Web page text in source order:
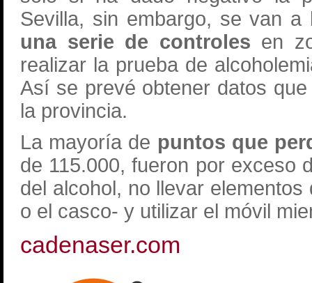
Sevilla, sin embargo, se van
una serie de controles en
realizar la prueba de
Así se prevé obtener datos
la provincia.
La mayoría de puntos que
de 115.000, fueron por exceso
del alcohol, no llevar
o el casco- y utilizar el móvil
cadenaser.com